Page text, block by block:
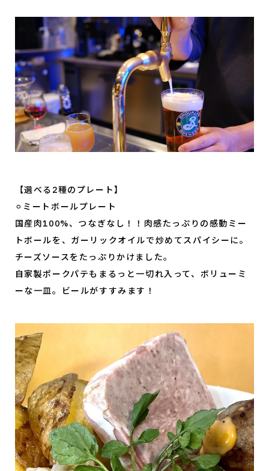
【選べる2種のプレート】
⚪︎ミートボールプレート
国産肉100%、つなぎなし！！肉感たっぷりの感動ミー
トボールを、ガーリックオイルで炒めてスパイシーに。
チーズソースをたっぷりかけました。
自家製ポークパテもまるっと一切れ入って、ボリューミ
ーな一皿。ビールがすすみます！